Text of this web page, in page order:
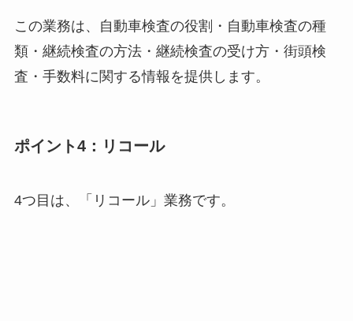
この業務は、自動車検査の役割・自動車検査の種
類・継続検査の方法・継続検査の受け方・街頭検
査・手数料に関する情報を提供します。
ポイント4：リコール
4つ目は、「リコール」業務です。